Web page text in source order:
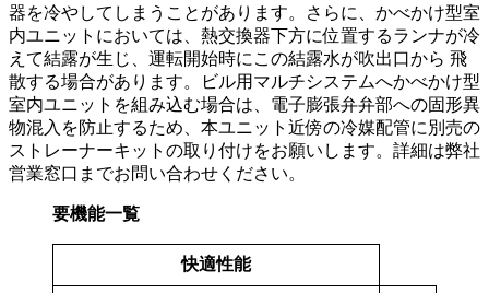
器を冷やしてしまうことがあります。さらに、かべかけ型室
内ユニットにおいては、熱交換器下方に位置するランナが冷
えて結露が生じ、運転開始時にこの結露水が吹出口から 飛
散する場合があります。ビル用マルチシステムへかべかけ型
室内ユニットを組み込む場合は、電子膨張弁弁部への固形異
物混入を防止するため、本ユニット近傍の冷媒配管に別売の
ストレーナーキットの取り付けをお願いします。詳細は弊社
営業窓口までお問い合わせください。
要機能一覧
快適性能